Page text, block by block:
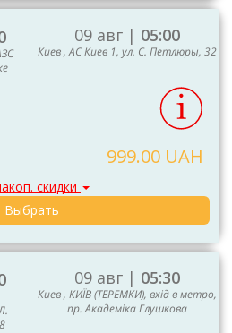
09 авг | 05:00
Киев , АС Киев 1, ул. С. Петлюры, 32
999.00 UAH
скидки
Выбрать
09 авг | 05:30
Киев , КИЇВ (ТЕРЕМКИ), вхід в метро,
пр. Академіка Глушкова